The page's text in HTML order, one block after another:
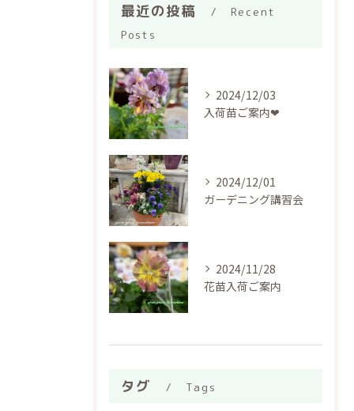
最近の投稿
Recent
Posts
2024/12/03
入荷苗ご案内❤︎
2024/12/01
ガーデニング講習会
2024/11/28
花苗入荷ご案内
タグ Tags